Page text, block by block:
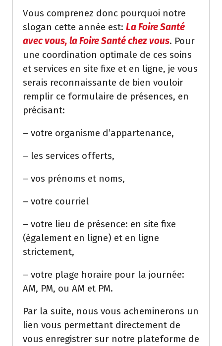
Vous comprenez donc pourquoi notre
slogan cette année est: La Foire Santé
avec vous, la Foire Santé chez vous. Pour
une coordination optimale de ces soins
et services en site fixe et en ligne, je vous
serais reconnaissante de bien vouloir
remplir ce formulaire de présences, en
précisant:
– votre organisme d’appartenance,
– les services offerts,
– vos prénoms et noms,
– votre courriel
– votre lieu de présence: en site fixe
(également en ligne) et en ligne
strictement,
– votre plage horaire pour la journée:
AM, PM, ou AM et PM.
Par la suite, nous vous acheminerons un
lien vous permettant directement de
vous enregistrer sur notre plateforme de